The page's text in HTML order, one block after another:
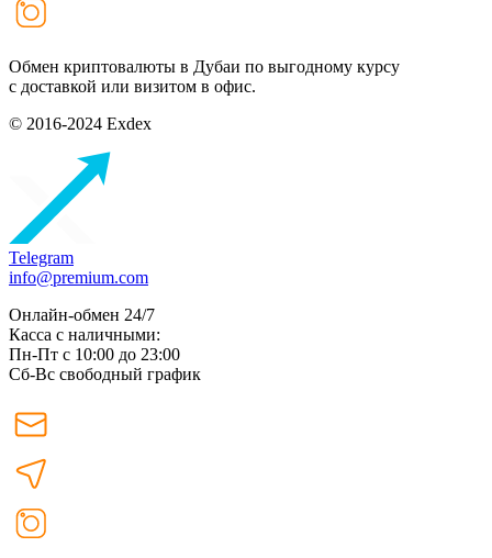
Обмен криптовалюты в Дубаи по выгодному курсу
с доставкой или визитом в офис.
© 2016-2024 Exdex
Telegram
info@premium.com
Онлайн-обмен 24/7
Касса с наличными:
Пн-Пт с 10:00 до 23:00
Сб-Вс свободный график